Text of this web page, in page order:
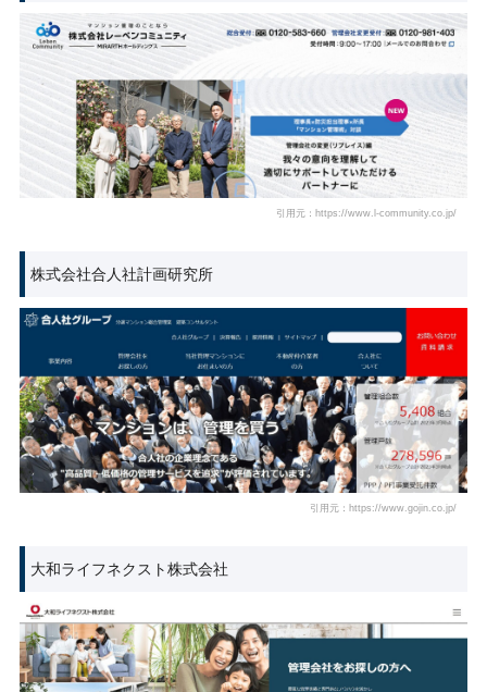
引用元：https://www.l-community.co.jp/
株式会社合人社計画研究所
引用元：https://www.gojin.co.jp/
大和ライフネクスト株式会社